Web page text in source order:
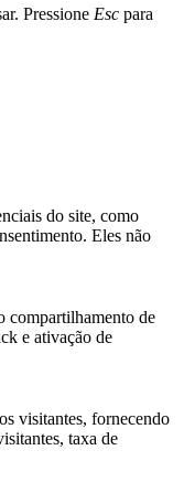
Pressione Esc para
do site, como
Eles não
compartilhamento de
e ativação de
visitantes, fornecendo
taxa de